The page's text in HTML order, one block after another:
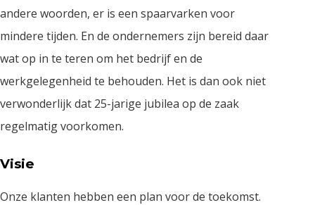
andere woorden, er is een spaarvarken voor
mindere tijden. En de ondernemers zijn bereid daar
wat op in te teren om het bedrijf en de
werkgelegenheid te behouden. Het is dan ook niet
verwonderlijk dat 25-jarige jubilea op de zaak
regelmatig voorkomen.
Visie
Onze klanten hebben een plan voor de toekomst.